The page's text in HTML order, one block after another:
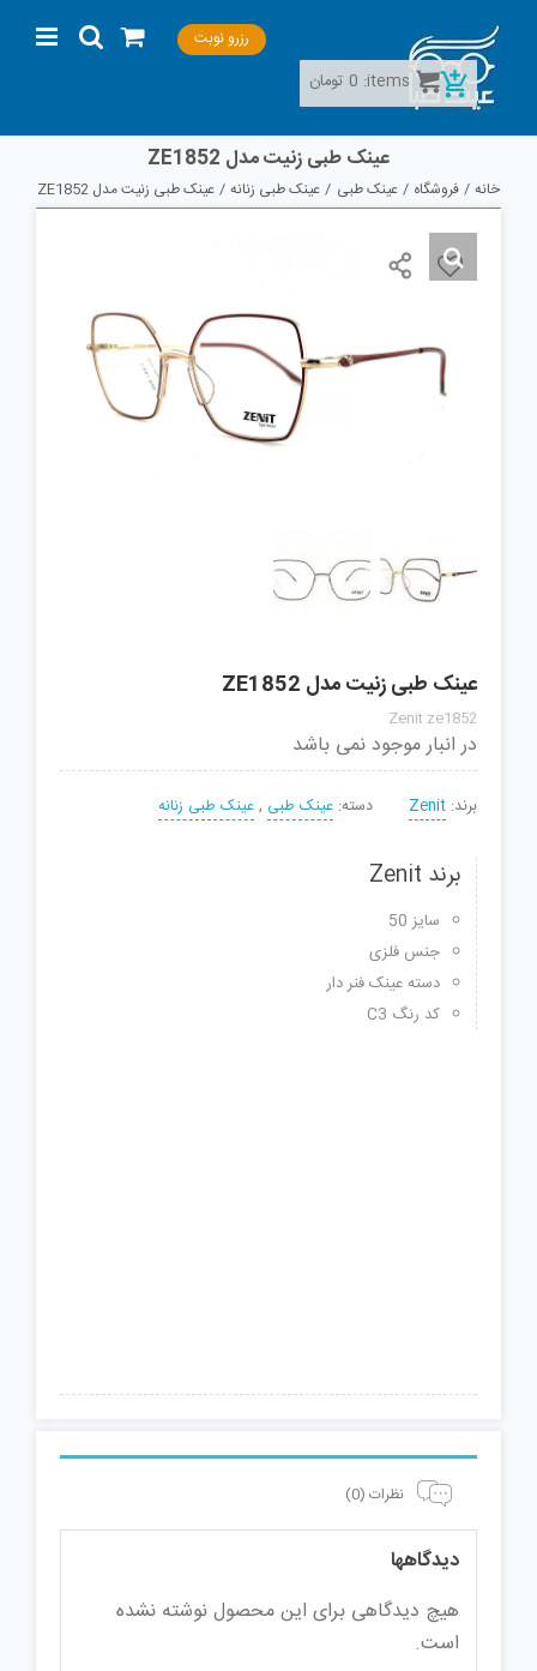
content
رزرو نوبت
عینک طبی زنیت مدل ZE1852
خانه فروشگاه عینک طبی عینک طبی زنانه عینک طبی زنیت مدل ZE1852
عینک طبی زنیت مدل ZE1852
Zenit ze1852
در انبار موجود نمی باشد
برند: Zenit دسته: عینک طبی ,عینک طبی زنانه
برند Zenit
سایز 50
جنس فلزی
دسته عینک فنر دار
کد رنگ C3
نظرات (0)
دیدگاهها
هیچ دیدگاهی برای این محصول نوشته نشده
است.
items:
0 تومان